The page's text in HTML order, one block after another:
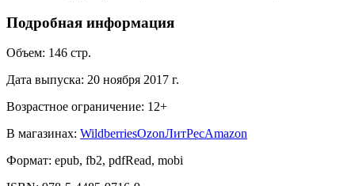
Подробная информация
Объем: 146 стр.
Дата выпуска: 20 ноября 2017 г.
Возрастное ограничение: 12+
В магазинах: WildberriesOzonЛитРесAmazon
Формат: epub, fb2, pdfRead, mobi